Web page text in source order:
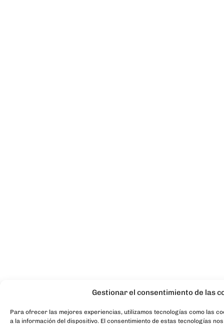
Gestionar el consentimiento de las
Para ofrecer las mejores experiencias, utilizamos tecnologías como las
a la información del dispositivo. El consentimiento de estas tecnologías